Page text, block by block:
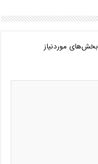
بخش‌های موردنیاز